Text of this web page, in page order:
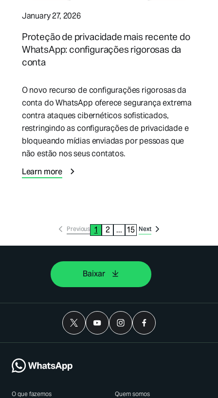
January 27, 2026
Proteção de privacidade mais recente do
WhatsApp: configurações rigorosas da
conta
O novo recurso de configurações rigorosas da
conta do WhatsApp oferece segurança extrema
contra ataques cibernéticos sofisticados,
restringindo as configurações de privacidade e
bloqueando mídias enviadas por pessoas que
não estão nos seus contatos.
Learn more
Previous 1 2 ... 15 Next
Baixar
O que fazemos Quem somos